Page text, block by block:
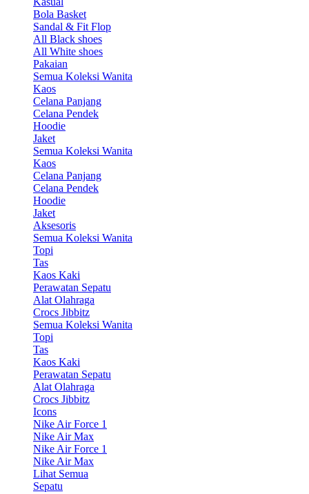
Bola Basket
Sandal & Fit Flop
All Black shoes
All White shoes
Pakaian
Semua Koleksi Wanita
Kaos
Celana Panjang
Celana Pendek
Hoodie
Jaket
Semua Koleksi Wanita
Kaos
Celana Panjang
Celana Pendek
Hoodie
Jaket
Aksesoris
Semua Koleksi Wanita
Topi
Tas
Kaos Kaki
Perawatan Sepatu
Alat Olahraga
Crocs Jibbitz
Semua Koleksi Wanita
Topi
Tas
Kaos Kaki
Perawatan Sepatu
Alat Olahraga
Crocs Jibbitz
Icons
Nike Air Force 1
Nike Air Max
Nike Air Force 1
Nike Air Max
Lihat Semua
Sepatu